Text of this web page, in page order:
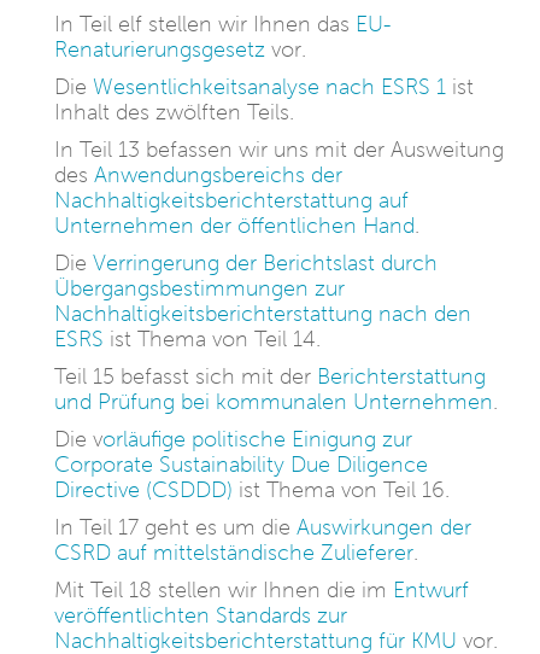
In Teil elf stellen wir Ihnen das EU-
Renaturierungsgesetz vor.
Die Wesentlichkeitsanalyse nach ESRS 1 ist
Inhalt des zwölften Teils.
In Teil 13 befassen wir uns mit der Ausweitung
des Anwendungsbereichs der
Nachhaltigkeitsberichterstattung auf
Unternehmen der öffentlichen Hand.
Die Verringerung der Berichtslast durch
Übergangsbestimmungen zur
Nachhaltigkeitsberichterstattung nach den
ESRS ist Thema von Teil 14.
Teil 15 befasst sich mit der Berichterstattung
und Prüfung bei kommunalen Unternehmen.
Die vorläufige politische Einigung zur
Corporate Sustainability Due Diligence
Directive (CSDDD) ist Thema von Teil 16.
In Teil 17 geht es um die Auswirkungen der
CSRD auf mittelständische Zulieferer.
Mit Teil 18 stellen wir Ihnen die im Entwurf
veröffentlichten Standards zur
Nachhaltigkeitsberichterstattung für KMU vor.